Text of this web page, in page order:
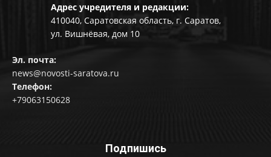
Адрес учредителя и редакции:
410040, Саратовская область, г. Саратов,
ул. Вишнёвая, дом 10
Эл. почта:
news@novosti-saratova.ru
Телефон:
+79063150628
Подпишись